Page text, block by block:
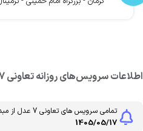
سرویس‌های روزانه تعاونی 7 عدل
تمامی سرویس های تعاونی 7 عدل از
1405/05/17